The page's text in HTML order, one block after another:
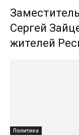
Сергей
жителей
Политика